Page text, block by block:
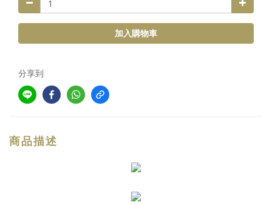
加入購物車
分享到
商品描述